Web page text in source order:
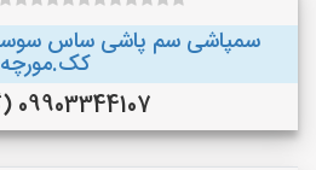
کک.مورچه
09903344107 (گرگان )